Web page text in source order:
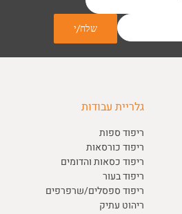
גלריית עבודות
ריפוד ספות
ריפוד כורסאות
ריפוד כסאות והדומים
ריפוד בעור
ריפוד ספסלים/שרפרפים
ריהוט עתיק